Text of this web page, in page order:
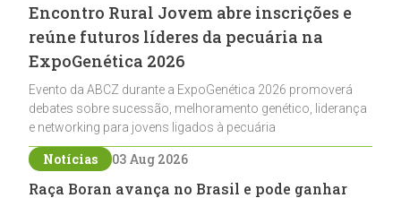
Encontro Rural Jovem abre inscrições e
reúne futuros líderes da pecuária na
ExpoGenética 2026
Evento da ABCZ durante a ExpoGenética 2026 promoverá
debates sobre sucessão, melhoramento genético, liderança
e networking para jovens ligados à pecuária
Notícias 03 Aug 2026
Raça Boran avança no Brasil e pode ganhar